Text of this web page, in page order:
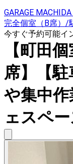
GARAGE
完全個室（B席）/
今すぐ予約可能イ
【町田
席】【
や集中
ェスペ